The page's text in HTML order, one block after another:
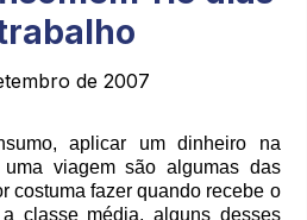
de 2007
aplicar um dinheiro na
viagem são algumas das
costuma fazer quando recebe o
classe média, alguns desses